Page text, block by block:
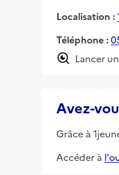
Localisation :
Téléphone :
Lancer
Avez-
Grâce à
Accéder à